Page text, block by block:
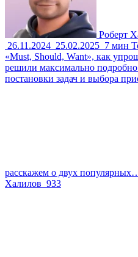
Роберт
26.11.2024 25.02.2025 7 мин
«Must, Should, Want», как
решили максимально
постановки задач и выбора
расскажем о двух
Халилов 933